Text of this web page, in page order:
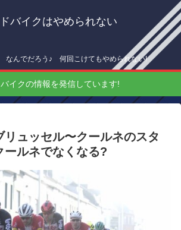
バイクはやめられない
なんでだろう♪ 何回こけてもやめられない!
イクの情報を発信しています!
リュッセル〜クールネのスタ
ールネでなくなる?